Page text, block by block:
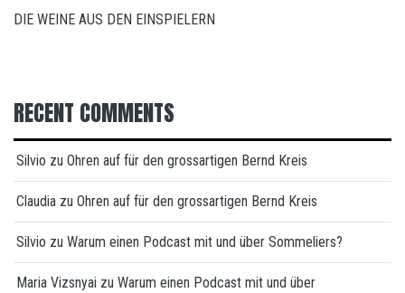
DIE WEINE AUS DEN EINSPIELERN
RECENT COMMENTS
Silvio zu Ohren auf für den grossartigen Bernd Kreis
Claudia zu Ohren auf für den grossartigen Bernd Kreis
Silvio zu Warum einen Podcast mit und über Sommeliers?
Maria Vizsnyai zu Warum einen Podcast mit und über